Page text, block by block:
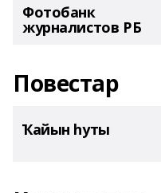
Фотобанк
журналистов РБ
Повестар
Ҡайын һуты